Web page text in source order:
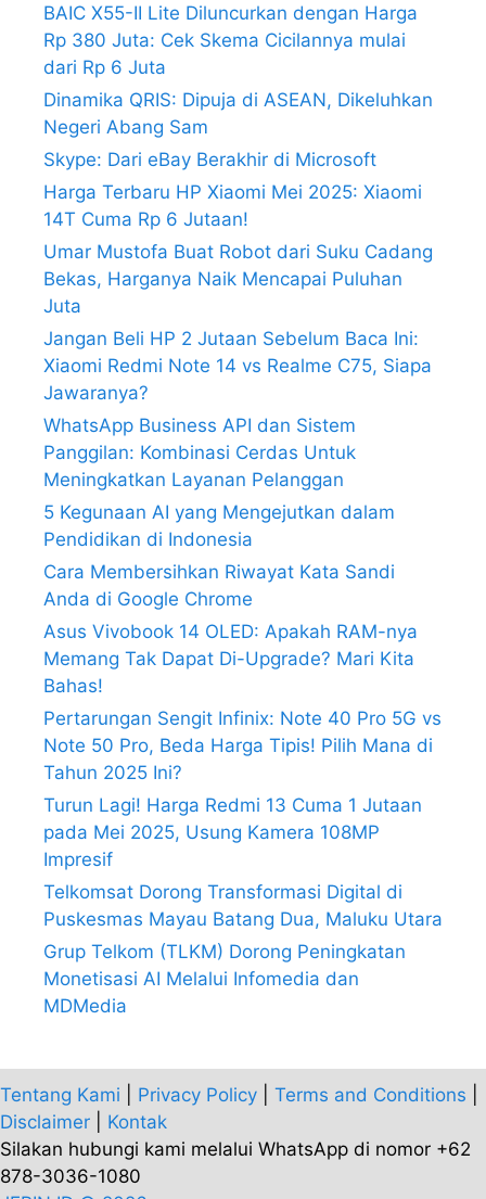
BAIC X55-II Lite Diluncurkan dengan Harga
Rp 380 Juta: Cek Skema Cicilannya mulai
dari Rp 6 Juta
Dinamika QRIS: Dipuja di ASEAN, Dikeluhkan
Negeri Abang Sam
Skype: Dari eBay Berakhir di Microsoft
Harga Terbaru HP Xiaomi Mei 2025: Xiaomi
14T Cuma Rp 6 Jutaan!
Umar Mustofa Buat Robot dari Suku Cadang
Bekas, Harganya Naik Mencapai Puluhan
Juta
Jangan Beli HP 2 Jutaan Sebelum Baca Ini:
Xiaomi Redmi Note 14 vs Realme C75, Siapa
Jawaranya?
WhatsApp Business API dan Sistem
Panggilan: Kombinasi Cerdas Untuk
Meningkatkan Layanan Pelanggan
5 Kegunaan AI yang Mengejutkan dalam
Pendidikan di Indonesia
Cara Membersihkan Riwayat Kata Sandi
Anda di Google Chrome
Asus Vivobook 14 OLED: Apakah RAM-nya
Memang Tak Dapat Di-Upgrade? Mari Kita
Bahas!
Pertarungan Sengit Infinix: Note 40 Pro 5G vs
Note 50 Pro, Beda Harga Tipis! Pilih Mana di
Tahun 2025 Ini?
Turun Lagi! Harga Redmi 13 Cuma 1 Jutaan
pada Mei 2025, Usung Kamera 108MP
Impresif
Telkomsat Dorong Transformasi Digital di
Puskesmas Mayau Batang Dua, Maluku Utara
Grup Telkom (TLKM) Dorong Peningkatan
Monetisasi AI Melalui Infomedia dan
MDMedia
Tentang Kami Privacy Policy Terms and Conditions
Disclaimer
Kontak
Silakan hubungi kami melalui WhatsApp di nomor +62
878-3036-1080